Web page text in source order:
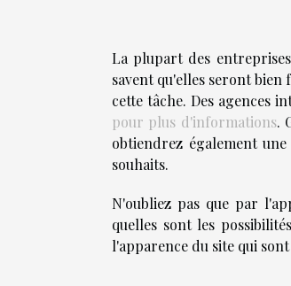
La plupart des
savent qu'elles seront bien
cette tâche. Des agences
pour plus d'informations.
obtiendrez également
souhaits.
N'oubliez pas que par
quelles sont les
l'apparence du site qui